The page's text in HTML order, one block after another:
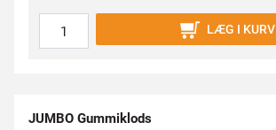
LÆG I KURV
JUMBO Gummiklods